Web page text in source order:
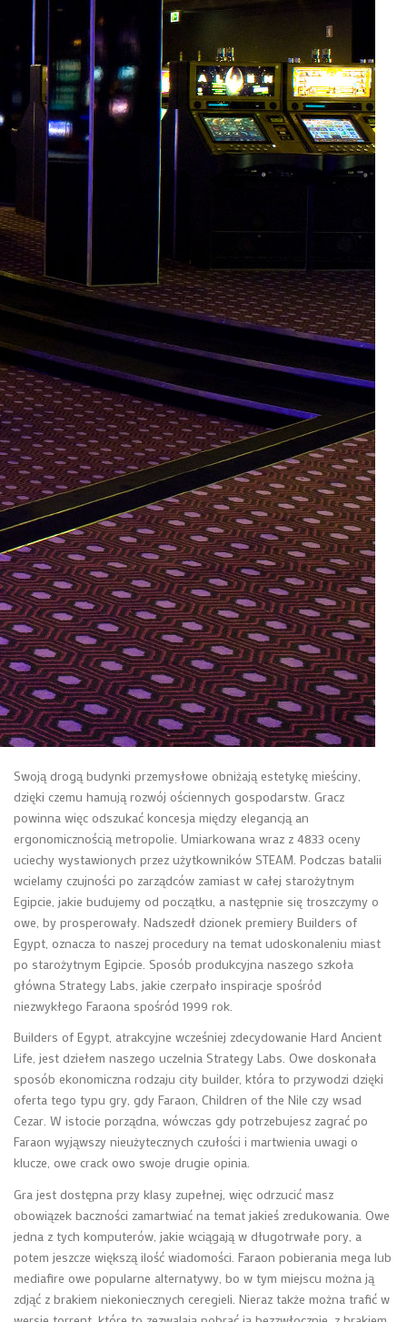
Swoją drogą budynki przemysłowe obniżają estetykę mieściny,
dzięki czemu hamują rozwój ościennych gospodarstw. Gracz
powinna więc odszukać koncesja między elegancją an
ergonomicznością metropolie. Umiarkowana wraz z 4833 oceny
uciechy wystawionych przez użytkowników STEAM. Podczas batalii
wcielamy czujności po zarządców zamiast w całej starożytnym
Egipcie, jakie budujemy od początku, a następnie się troszczymy o
owe, by prosperowały. Nadszedł dzionek premiery Builders of
Egypt, oznacza to naszej procedury na temat udoskonaleniu miast
po starożytnym Egipcie. Sposób produkcyjna naszego szkoła
główna Strategy Labs, jakie czerpało inspiracje spośród
niezwykłego Faraona spośród 1999 rok.
Builders of Egypt, atrakcyjne wcześniej zdecydowanie Hard Ancient
Life, jest dziełem naszego uczelnia Strategy Labs. Owe doskonała
sposób ekonomiczna rodzaju city builder, która to przywodzi dzięki
oferta tego typu gry, gdy Faraon, Children of the Nile czy wsad
Cezar. W istocie porządna, wówczas gdy potrzebujesz zagrać po
Faraon wyjąwszy nieużytecznych czułości i martwienia uwagi o
klucze, owe crack owo swoje drugie opinia.
Gra jest dostępna przy klasy zupełnej, więc odrzucić masz
obowiązek baczności zamartwiać na temat jakieś zredukowania. Owe
jedna z tych komputerów, jakie wciągają w długotrwałe pory, a
potem jeszcze większą ilość wiadomości. Faraon pobierania mega lub
mediafire owe popularne alternatywy, bo w tym miejscu można ją
zdjąć z brakiem niekoniecznych ceregieli. Nieraz także można trafić w